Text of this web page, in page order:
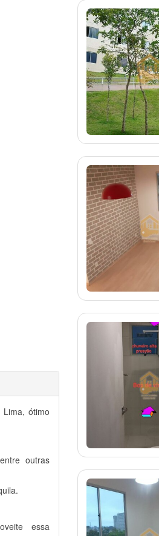
ótimo
outras
essa